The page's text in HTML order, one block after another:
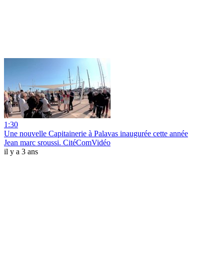
1:30
Une nouvelle Capitainerie à Palavas inaugurée cette année
Jean marc sroussi. CitéComVidéo
il y a 3 ans